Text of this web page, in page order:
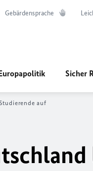
Gebärdensprache
Sicher
auf